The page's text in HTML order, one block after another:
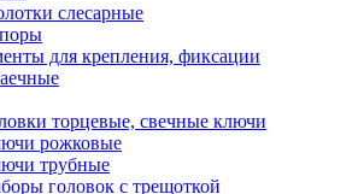
слесарные
для крепления, фиксации
торцевые, свечные ключи
рожковые
трубные
головок c трещоткой